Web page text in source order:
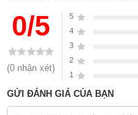
Cuốn sách Hãy Trỗi
0/5
(0 nhận xét)
5
4
3
2
1
GỬI ĐÁNH GIÁ CỦA BẠN